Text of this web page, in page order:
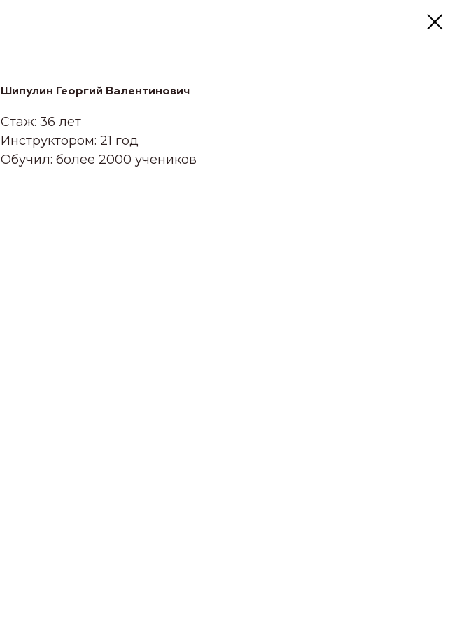
Шипулин Георгий Валентинович
Стаж: 36 лет
Инструктором: 21 год
Обучил: более 2000 учеников